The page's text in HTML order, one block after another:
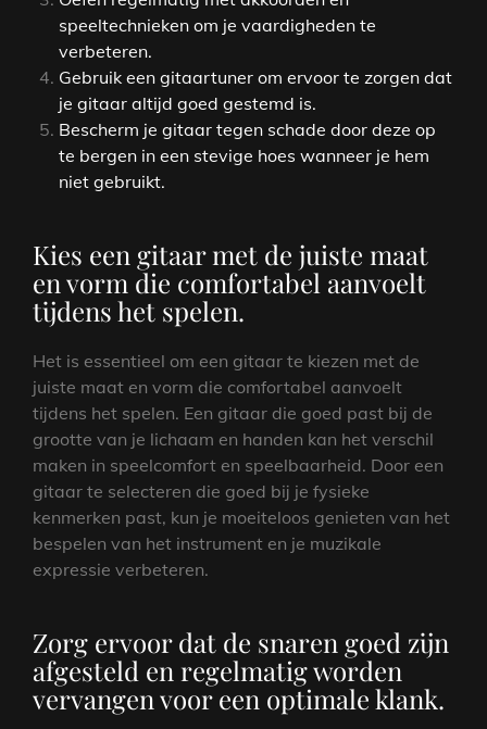
speeltechnieken om je vaardigheden te
verbeteren.
Gebruik een gitaartuner om ervoor te zorgen dat
je gitaar altijd goed gestemd is.
Bescherm je gitaar tegen schade door deze op
te bergen in een stevige hoes wanneer je hem
niet gebruikt.
Kies een gitaar met de juiste maat
en vorm die comfortabel aanvoelt
tijdens het spelen.
Het is essentieel om een ​​gitaar te kiezen met de
juiste maat en vorm die comfortabel aanvoelt
tijdens het spelen. Een gitaar die goed past bij de
grootte van je lichaam en handen kan het verschil
maken in speelcomfort en speelbaarheid. Door een
gitaar te selecteren die goed bij je fysieke
kenmerken past, kun je moeiteloos genieten van het
bespelen van het instrument en je muzikale
expressie verbeteren.
Zorg ervoor dat de snaren goed zijn
afgesteld en regelmatig worden
vervangen voor een optimale klank.